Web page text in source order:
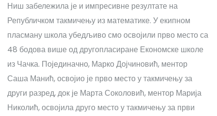
Ниш забележила је и импресивне резултате на
Републичком такмичењу из математике. У екипном
пласману школа убедљиво смо освојили прво место са
48 бодова више од другопласиране Економске школе
из Чачка. Појединачно, Марко Дојчиновић, ментор
Саша Манић, освојио је прво место у такмичењу за
други разред, док је Марта Соколовић, ментор Марија
Николић, освојила друго место у такмичењу за први